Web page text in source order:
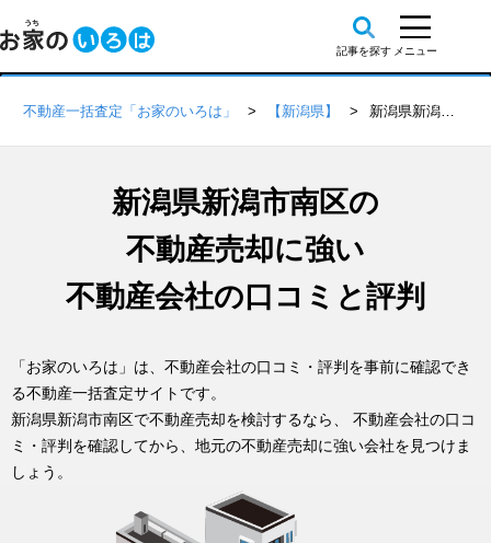
不動産一括査定「お家のいろは」 【新潟県】 新潟県新潟市南区の不動産会社 口コミ・評判一覧
新潟県新潟市南区の
不動産売却に強い
不動産会社の口コミと評判
「お家のいろは」は、不動産会社の口コミ・評判を事前に確認でき
る不動産一括査定サイトです。
新潟県新潟市南区で不動産売却を検討するなら、 不動産会社の口コ
ミ・評判を確認してから、地元の不動産売却に強い会社を見つけま
しょう。